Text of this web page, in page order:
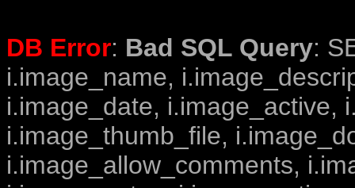
DB Error: Bad SQL Query:
i.image_name,
i.image_date, i.image_active,
i.image_thumb_file,
i.image_allow_comments,